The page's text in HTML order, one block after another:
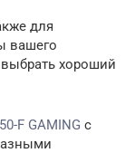
для
вашего
хороший
F GAMING с